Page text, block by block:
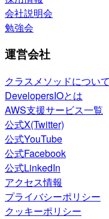
会社説明会
勉強会
運営会社
クラスメソッドについて
DevelopersIOとは
AWS支援サービス一覧
公式X(Twitter)
公式YouTube
公式Facebook
公式LinkedIn
アクセス情報
プライバシーポリシー
クッキーポリシー